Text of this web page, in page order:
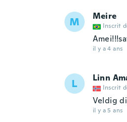
M Meire
Inscrit
il y a 4 ans
L Linn
Inscrit
Veldig
il y a 5 ans